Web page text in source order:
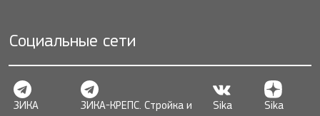
Социальные сети
ЗИКА
ЗИКА-КРЕПС. Стройка и
Sika
Sika